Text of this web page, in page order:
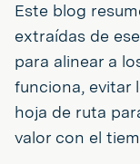
Este blog
extraídas de
para alinear a
funciona, evitar
hoja de ruta
valor con el